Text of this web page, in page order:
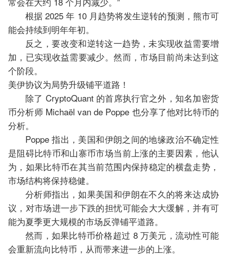
根据 2025 年 10 月趋势将发生逆转的预测，熊市可
能会持续到明年年初。
反之，要改变和逆转这一趋势，未实现收益需要增
加，已实现收益需要减少。然而，市场目前尚未达到这
个阶段。
美伊协议为局势升级铺平道路！
除了 CryptoQuant 的首席执行官之外，知名加密货
币分析师 Michaël van de Poppe 也分享了他对比特币的
分析。
Poppe 指出，美国和伊朗之间的地缘政治不确定性
是阻碍比特币和山寨币市场当前上涨的主要因素，他认
为，如果比特币在其当前范围内保持稳定的横盘走势，
市场结构将保持稳健。
分析师指出，如果美国和伊朗在不久的将来达成协
议，对市场进一步下跌的担忧可能会大大缓解，并有可
能为夏季更大规模的市场反弹铺平道路。
然而，如果比特币价格超过 8 万美元，流动性可能
会重新流向比特币，从而带来进一步的上涨。